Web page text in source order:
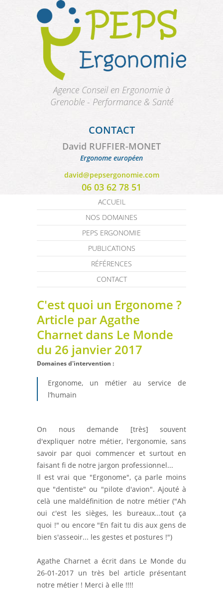
Aller au contenu principal
Agence Conseil en Ergonomie à
Grenoble - Performance & Santé
CONTACT
David RUFFIER-MONET
Ergonome européen
david@pepsergonomie.com
06 03 62 78 51
ACCUEIL
NOS DOMAINES
PEPS ERGONOMIE
PUBLICATIONS
RÉFÉRENCES
CONTACT
C'est quoi un Ergonome ?
Article par Agathe
Charnet dans Le Monde
du 26 janvier 2017
Domaines d'intervention :
Ergonome, un métier au service de
l’humain
On nous demande [très] souvent
d'expliquer notre métier, l'ergonomie, sans
savoir par quoi commencer et surtout en
faisant fi de notre jargon professionnel...
Il est vrai que "Ergonome", ça parle moins
que "dentiste" ou "pilote d'avion". Ajouté à
celà une maldéfinition de notre métier ("Ah
oui c'est les sièges, les bureaux...tout ça
quoi !" ou encore "En fait tu dis aux gens de
bien s'asseoir... les gestes et postures !")
Agathe Charnet a écrit dans Le Monde du
26-01-2017 un très bel article présentant
notre métier ! Merci à elle !!!!